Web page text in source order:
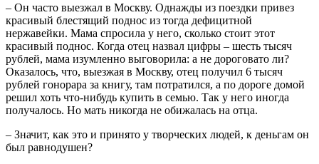
– Он часто выезжал в Москву. Однажды из поездки привез
красивый блестящий поднос из тогда дефицитной
нержавейки. Мама спросила у него, сколько стоит этот
красивый поднос. Когда отец назвал цифры – шесть тысяч
рублей, мама изумленно выговорила: а не дороговато ли?
Оказалось, что, выезжая в Москву, отец получил 6 тысяч
рублей гонорара за книгу, там потратился, а по дороге домой
решил хоть что-нибудь купить в семью. Так у него иногда
получалось. Но мать никогда не обижалась на отца.
– Значит, как это и принято у творческих людей, к деньгам он
был равнодушен?